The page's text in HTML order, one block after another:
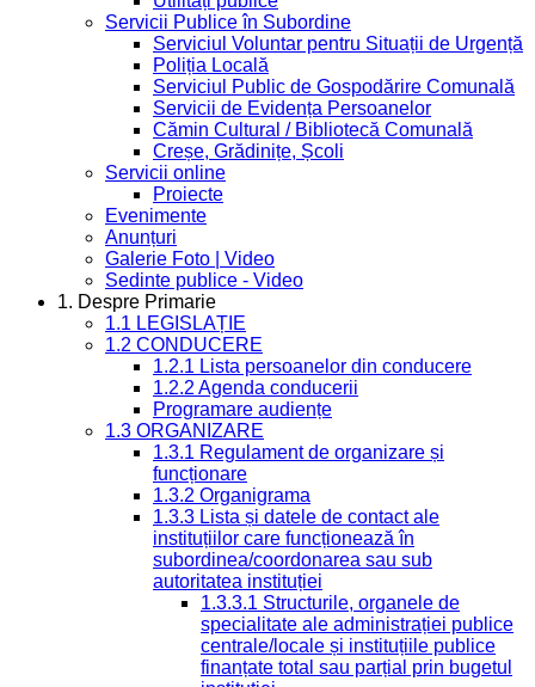
Servicii Publice în Subordine
Serviciul Voluntar pentru Situații de Urgență
Poliția Locală
Serviciul Public de Gospodărire Comunală
Servicii de Evidența Persoanelor
Cămin Cultural / Bibliotecă Comunală
Creșe, Grădinițe, Școli
Servicii online
Proiecte
Evenimente
Anunțuri
Galerie Foto | Video
Sedinte publice - Video
1. Despre Primarie
1.1 LEGISLAȚIE
1.2 CONDUCERE
1.2.1 Lista persoanelor din conducere
1.2.2 Agenda conducerii
Programare audiențe
1.3 ORGANIZARE
1.3.1 Regulament de organizare și
funcționare
1.3.2 Organigrama
1.3.3 Lista și datele de contact ale
instituțiilor care funcționează în
subordinea/coordonarea sau sub
autoritatea instituției
1.3.3.1 Structurile, organele de
specialitate ale administrației publice
centrale/locale și instituțiile publice
finanțate total sau parțial prin bugetul